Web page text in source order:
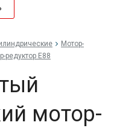
Мотор-
редуктор E88
мотор-